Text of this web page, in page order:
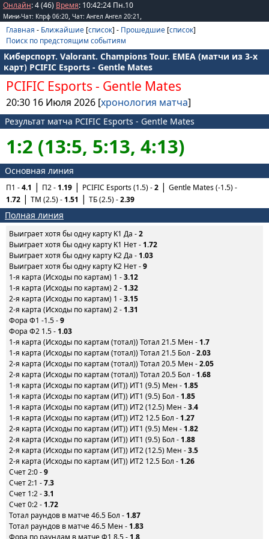
Онлайн: 4 (46) Время: 10:42:24 Пн.10
Мини-Чат: Кпрф 06:20, Чат: Ангел Ангел 20:21 ,
Главная - Ближайшие [список] - Прошедшие [список]
Поиск по предстоящим событиям
Киберспорт. Valorant. Champions Tour. EMEA (матчи из 3-х
карт) PCIFIC Esports - Gentle Mates
PCIFIC Esports - Gentle Mates
20:30 16 Июля 2026 [хронология матча]
Результат матча PCIFIC Esports - Gentle Mates
1:2 (13:5, 5:13, 4:13)
Основная линия
П1 -4.1 П2 -1.19 PCIFIC Esports (1.5) -2
Gentle Mates (-1.5) -
1.72
ТМ (2.5) -1.51 ТБ (2.5) -2.39
Полная линия
Выиграет хотя бы одну карту K1 Да -2
Выиграет хотя бы одну карту K1 Нет - 1.72
Выиграет хотя бы одну карту K2 Да - 1.03
Выиграет хотя бы одну карту K2 Нет -9
1-я карта (Исходы по картам) 1 -3.12
1-я карта (Исходы по картам) 2 - 1.32
2-я карта (Исходы по картам) 1 -3.15
2-я карта (Исходы по картам) 2 - 1.31
Фора Ф1 -1.5 -9
Фора Ф2 1.5 - 1.03
1-я карта (Исходы по картам (тотал)) Тотал 21.5 Мен - 1.7
1-я карта (Исходы по картам (тотал)) Тотал 21.5 Бол -2.03
2-я карта (Исходы по картам (тотал)) Тотал 20.5 Мен -2.05
2-я карта (Исходы по картам (тотал)) Тотал 20.5 Бол - 1.68
1-я карта (Исходы по картам (ИТ)) ИТ1 (9.5) Мен - 1.85
1-я карта (Исходы по картам (ИТ)) ИТ1 (9.5) Бол - 1.85
1-я карта (Исходы по картам (ИТ)) ИТ2 (12.5) Мен -3.4
1-я карта (Исходы по картам (ИТ)) ИТ2 12.5 Бол - 1.27
2-я карта (Исходы по картам (ИТ)) ИТ1 (9.5) Мен - 1.82
2-я карта (Исходы по картам (ИТ)) ИТ1 (9.5) Бол - 1.88
2-я карта (Исходы по картам (ИТ)) ИТ2 (12.5) Мен -3.5
2-я карта (Исходы по картам (ИТ)) ИТ2 12.5 Бол - 1.26
Счет 2:0 -9
Счет 2:1 -7.3
Счет 1:2 -3.1
Счет 0:2 - 1.72
Тотал раундов в матче 46.5 Бол - 1.87
Тотал раундов в матче 46.5 Мен - 1.83
Фора по раундам в матче Ф1 8.5 - 1.8